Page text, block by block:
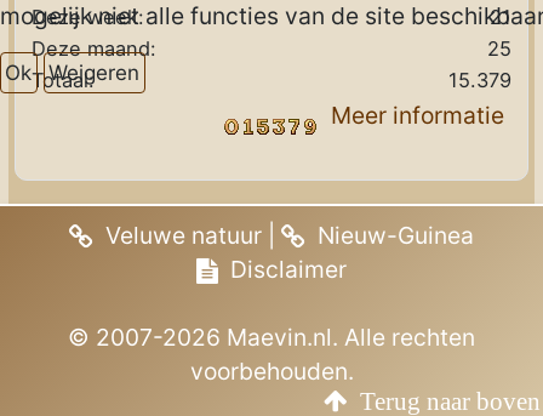
Deze week:
21
Deze maand:
25
Totaal:
15.379
Veluwe natuur
Nieuw-Guinea
Disclaimer
© 2007-2026 Maevin.nl. Alle rechten
voorbehouden.
Terug naar boven
mogelijk niet alle functies van de site
Ok Weigeren
Meer informatie